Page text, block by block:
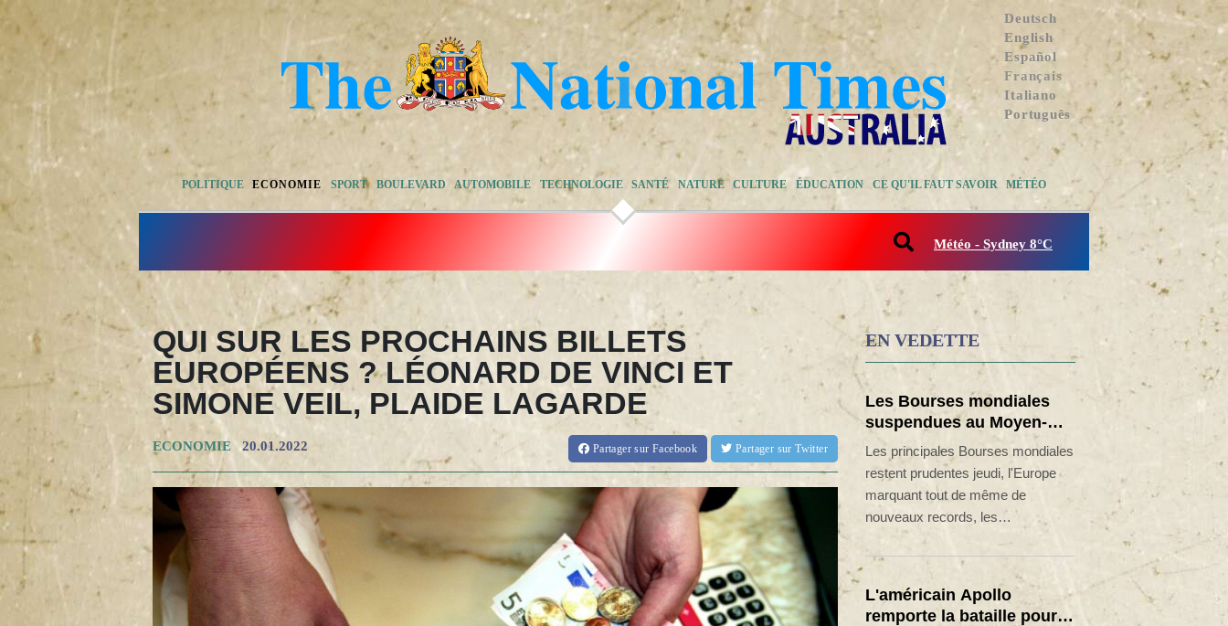
Deutsch
English
Español
Français
Italiano
Português
POLITIQUE ECONOMIE SPORT BOULEVARD AUTOMOBILE TECHNOLOGIE SANTÉ NATURE CULTURE ÉDUCATION CE QU'IL FAUT SAVOIR MÉTÉO
Météo - Sydney 8°C
QUI SUR LES PROCHAINS BILLETS
EUROPÉENS ? LÉONARD DE VINCI ET
SIMONE VEIL, PLAIDE LAGARDE
ECONOMIE 20.01.2022 Partagersur Facebook Partager sur Twitter
EN VEDETTE
Les Bourses mondiales
suspendues au Moyen-
Orient, records en Europe
Les principales Bourses mondiales
restent prudentes jeudi, l'Europe
marquant tout de même de
nouveaux records, les
avancées au Moyen-Orient pour
L'américain Apollo
remporte la bataille pour